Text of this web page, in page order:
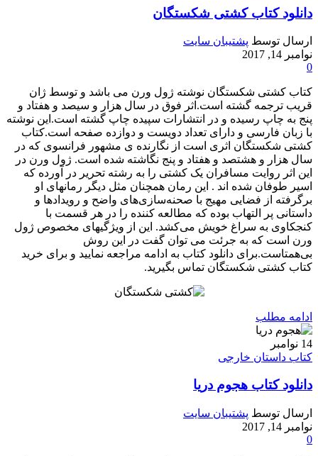
دانلود کتاب کشتی شکستگان
ارسال توسط پشتیبان سایت
نوامبر 14, 2017
0
کتاب کشتی شکستگان نوشته ژول ورن می باشد و توسط ژان
قریب ترجمه گشته است.اثر فوق در سال هزار و سیصد و هفتاد و
پنج به چاپ رسیده و در انتشارات سپیده چاپ گشته است.این نوشته
با زبان فارسی و دارای تعداد دویست و دوازده صفحه است.کتاب
کشتی شکستگان اثری است از نگارنده ی مشهور فرانسوی که در
سال هزار و هشتصد و هفتاد و پنج نگاشته شده است. ژول ورن در
این اثر روایت مسافران یک کشتی را به رشته تحریر در آورده که
اسیر طوفان شده اند . این رمان همچنان مثل دیگر رمانهای او
برگرفته از فضایی مهیج با صحنه‌سازی‌های واضح و رویدادها و
داستانی پر التهاب بوده که مطالعه کننده را در هر قسمت با
کنجکاوی به سراغ خویش می‌کشد. این از ویژگیهای مخصوص ژول
ورن است که به جرئت می توان گفت در این روش
بی‌همتاست.برای دانلود کتاب به ادامه مراجعه نمایید و برای خرید
کتاب کشتی شکستگان تماس بگیرید.
ادامه مطلب
14 نوامبر
کتاب داستان خارجی
دانلود کتاب هجوم دریا
ارسال توسط پشتیبان سایت
نوامبر 14, 2017
0